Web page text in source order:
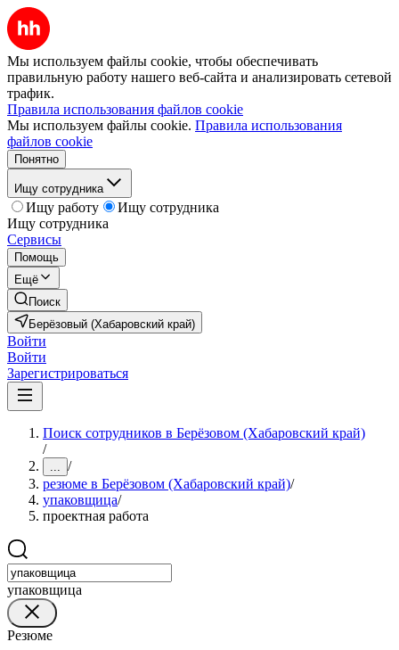
Мы используем файлы cookie, чтобы обеспечивать
правильную работу нашего веб-сайта и анализировать сетевой
трафик.
Правила использования файлов cookie
Мы используем файлы cookie. Правила использования
файлов cookie
Понятно
Ищу сотрудника
Ищу работу
Ищу сотрудника
Ищу сотрудника
Сервисы
Помощь
Ещё
Поиск
Берёзовый (Хабаровский край)
Войти
Войти
Зарегистрироваться
Поиск сотрудников в Берёзовом (Хабаровский край)
/
... /
резюме в Берёзовом (Хабаровский край)/
упаковщица/
проектная работа
упаковщица
Резюме